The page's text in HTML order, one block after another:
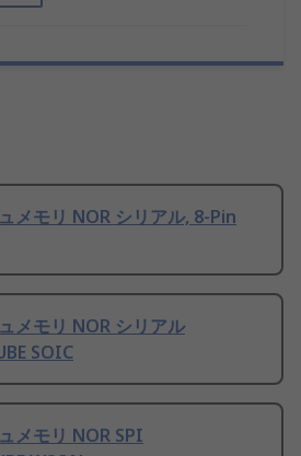
メモリ NOR シリアル, 8-Pin
メモリ NOR シリアル
SOIC
メモリ NOR SPI